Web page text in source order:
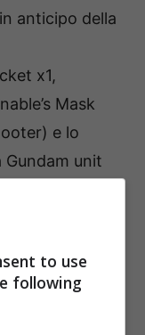
anticipo della
x1,
Mask
e lo
unit
to use
following